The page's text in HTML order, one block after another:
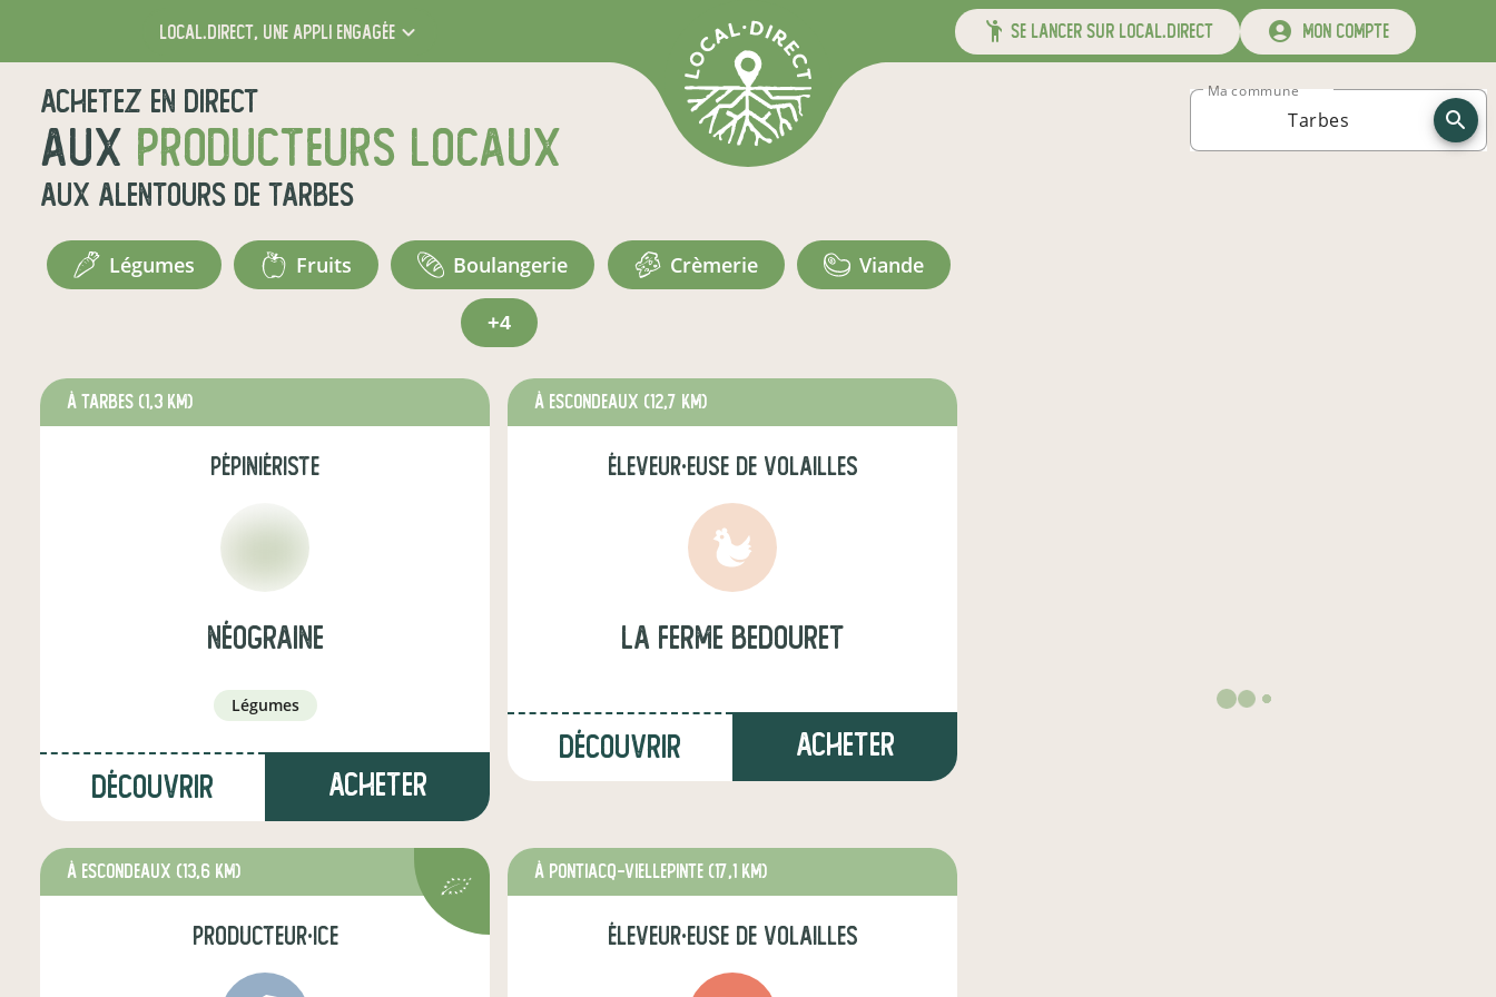
local.direct, une appli engagée se lancer sur local.direct mon compte
Achetez en direct
aux producteurs locaux
aux alentours de Tarbes
légumes fruits boulangerie crèmerie viande
+4
Ma commune
à Tarbes (1,3 km)
pépiniériste
Néograine
légumes
Découvrir Acheter
à Escondeaux (12,7 km)
éleveur·euse de volailles
la ferme bedouret
Découvrir Acheter
à Escondeaux (13,6 km)
producteur·ice
à Pontiacq-Viellepinte (17,1 km)
éleveur·euse de volailles